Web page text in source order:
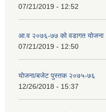
07/21/2019 - 12:52
आ.व २०७६-७७ को वडागत योजना
07/21/2019 - 12:50
योजना/बजेट पुस्तक २०७५-७६
12/26/2018 - 15:37